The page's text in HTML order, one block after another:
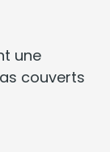
une
couverts